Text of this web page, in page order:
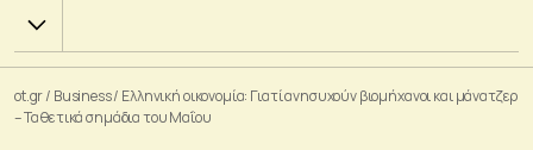
Χ.Α.
ot.gr/ Business/ Ελληνική οικονομία: Γιατί ανησυχούν βιομήχανοι και μάνατζερ
– Τα θετικά σημάδια του Μαΐου